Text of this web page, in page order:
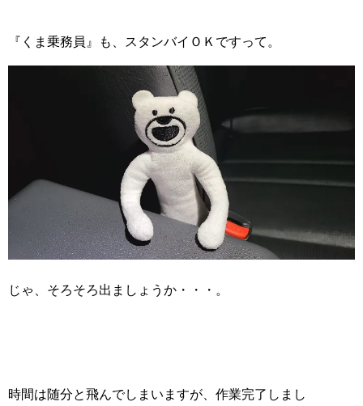
『くま乗務員』も、スタンバイＯＫですって。
じゃ、そろそろ出ましょうか・・・。
時間は随分と飛んでしまいますが、作業完了しまし